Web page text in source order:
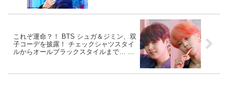
これぞ運命？！ BTS シュガ＆ジミン、双
子コーデを披露！ チェックシャツスタイ
ルからオールブラックスタイルまで… 仲